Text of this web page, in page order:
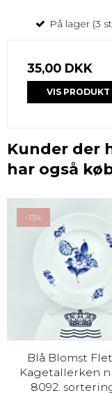
På lager (3
35,00 DKK
VIS PRODUKT
Kunder der
har også
-13%
Blå Blomst
Kagetallerken
8092.